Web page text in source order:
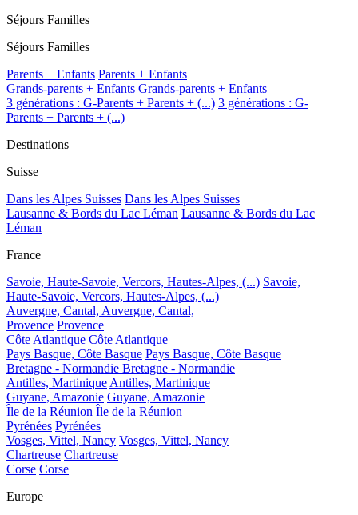
Séjours Familles
Séjours Familles
Parents + Enfants Parents + Enfants
Grands-parents + Enfants Grands-parents + Enfants
3 générations : G-Parents + Parents + (...) 3 générations : G-
Parents + Parents + (...)
Destinations
Suisse
Dans les Alpes Suisses Dans les Alpes Suisses
Lausanne & Bords du Lac Léman Lausanne & Bords du Lac
Léman
France
Savoie, Haute-Savoie, Vercors, Hautes-Alpes, (...) Savoie,
Haute-Savoie, Vercors, Hautes-Alpes, (...)
Auvergne, Cantal, Auvergne, Cantal,
Provence Provence
Côte Atlantique Côte Atlantique
Pays Basque, Côte Basque Pays Basque, Côte Basque
Bretagne - Normandie Bretagne - Normandie
Antilles, Martinique Antilles, Martinique
Guyane, Amazonie Guyane, Amazonie
Île de la Réunion Île de la Réunion
Pyrénées Pyrénées
Vosges, Vittel, Nancy Vosges, Vittel, Nancy
Chartreuse Chartreuse
Corse Corse
Europe